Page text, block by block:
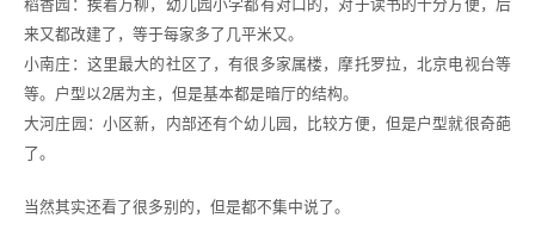
来又都改建了，等于每家多了几平米又。
小南庄：这里最大的社区了，有很多家属楼，摩托罗拉，北京电视台等
等。户型以2居为主，但是基本都是暗厅的结构。
大河庄园：小区新，内部还有个幼儿园，比较方便，但是户型就很奇葩
了。
当然其实还看了很多别的，但是都不集中说了。